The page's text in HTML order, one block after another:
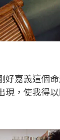
好嘉義這
，使我得